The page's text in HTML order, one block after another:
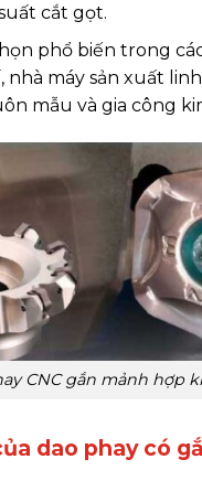
cắt gọt.
phổ biến trong
nhà máy sản xuất
mẫu và gia công
CNC gắn mảnh hợp
dao phay có